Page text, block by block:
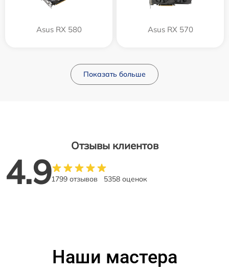
Asus RX 580 Asus RX 570
Показать больше
Отзывы клиентов
4.91799 отзывов 5358 оценок
Наши мастера